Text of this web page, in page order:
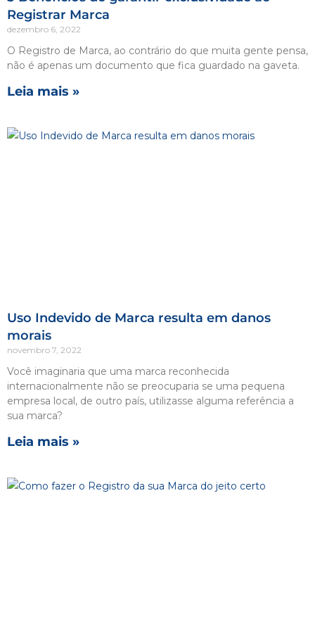
Registrar Marca
dezembro 6, 2022
O Registro de Marca, ao contrário do que muita gente pensa,
não é apenas um documento que fica guardado na gaveta.
Leia mais »
Uso Indevido de Marca resulta em danos
morais
novembro 7, 2022
Você imaginaria que uma marca reconhecida
internacionalmente não se preocuparia se uma pequena
empresa local, de outro país, utilizasse alguma referência a
sua marca?
Leia mais »